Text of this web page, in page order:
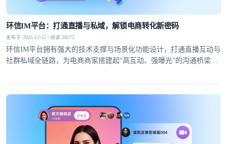
环信IM平台：打通直播与私域，解锁电商转化新密码
发布于 2025-12-15 | 阅读 28572
环信IM平台拥有强大的技术支撑与场景化功能设计，打通直播互动与
社群私域全链路，为电商商家搭建起“高互动、强曝光”的沟通桥梁，
提交
不了，谢谢